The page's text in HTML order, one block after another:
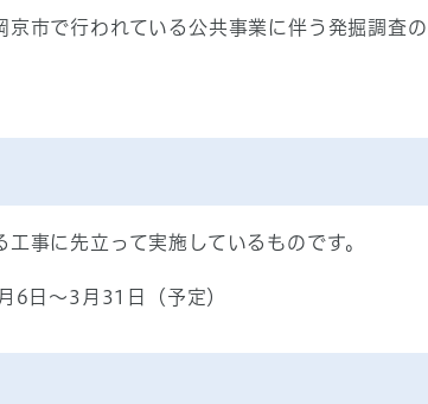
京市で行われている公共事業に伴う発掘調査
事に先立って実施しているものです。
6日～3月31日（予定）